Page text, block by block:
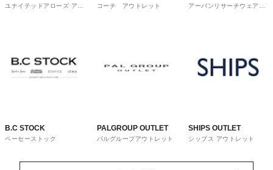
OUTLET
ユナイテッドアローズ アウ
コーチ アウトレット
ware house
アーバンリサーチウェアハ
B.C STOCK
ベーセーストック
PALGROUP OUTLET
パルグループアウトレット
SHIPS OUTLET
シップス アウトレット